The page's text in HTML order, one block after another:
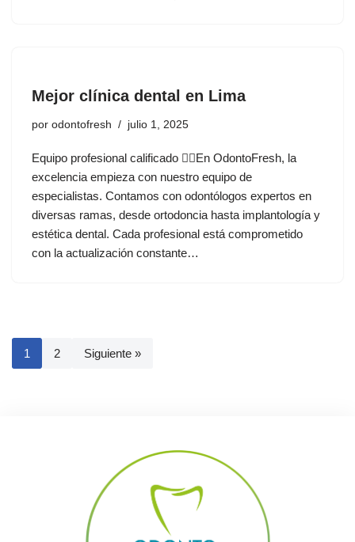
Mejor clínica dental en Lima
por odontofresh julio 1, 2025
Equipo profesional calificado 👨‍⚕️En OdontoFresh, la
excelencia empieza con nuestro equipo de
especialistas. Contamos con odontólogos expertos en
diversas ramas, desde ortodoncia hasta implantología y
estética dental. Cada profesional está comprometido
con la actualización constante…
1 2 Siguiente »